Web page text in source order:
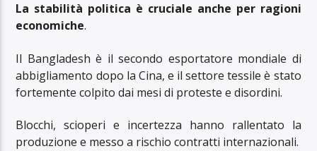
La stabilità politica è cruciale anche per ragioni
economiche.
Il Bangladesh è il secondo esportatore mondiale di
abbigliamento dopo la Cina, e il settore tessile è stato
fortemente colpito dai mesi di proteste e disordini.
Blocchi, scioperi e incertezza hanno rallentato la
produzione e messo a rischio contratti internazionali.